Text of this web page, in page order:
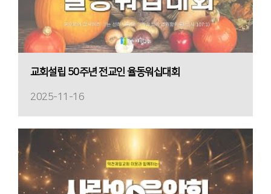
교회설립 50주년 전교인 율동워십대회
2025-11-16